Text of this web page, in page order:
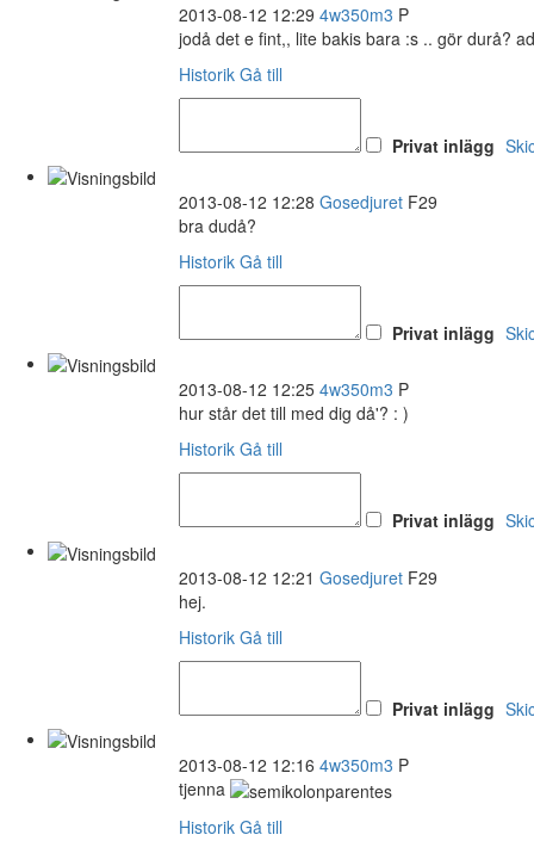
2013-08-12 12:29 4w350m3 P
jodå det e fint,, lite bakis bara :s .. gör durå?
Historik Gå till
Privat inlägg
2013-08-12 12:28 Gosedjuret F29
bra dudå?
Historik Gå till
Privat inlägg
2013-08-12 12:25 4w350m3 P
hur står det till med dig då'? : )
Historik Gå till
Privat inlägg
2013-08-12 12:21 Gosedjuret F29
hej.
Historik Gå till
Privat inlägg
2013-08-12 12:16 4w350m3 P
tjenna
Historik Gå till